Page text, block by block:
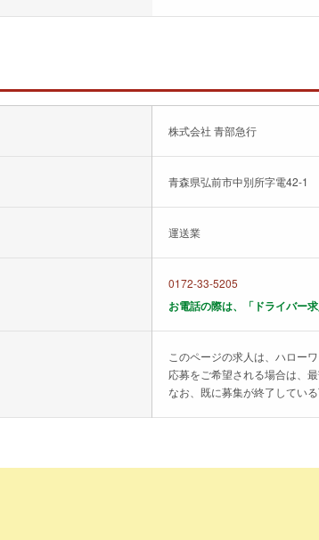
株式会社 青部急行
青森県弘前市中別所字電42-1
運送業
0172-33-5205
お電話の際は、「ドライバー
このページの求人は、ハロー
応募をご希望される場合は、
なお、既に募集が終了してい